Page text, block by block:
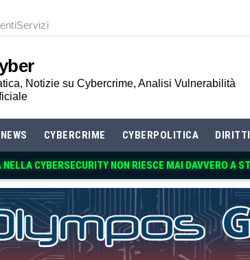
Servizi
Notizie su Cybercrime, Analisi Vulnerabilità
CYBERCRIME CYBERPOLITICA DIRITTI
NELLA CYBERSECURITY NON RIESCE MAI DAVVE